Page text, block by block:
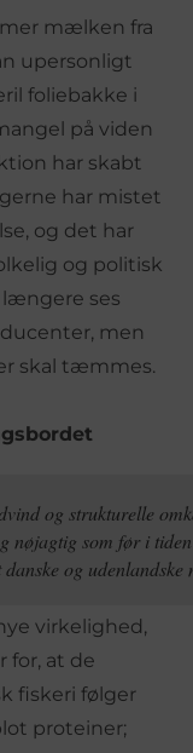
mælken fra
upersonligt
foliebakke i
på viden
har skabt
har mistet
og det har
og politisk
ses
men
skal tæmmes.
og strukturelle
nøjagtig som før i
og udenlandske
virkelighed,
for, at de
fiskeri følger
proteiner;